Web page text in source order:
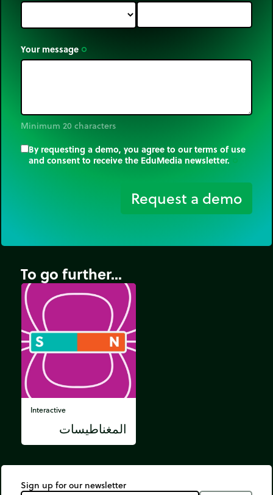
Your message trip_origin
Minimum 20 characters
By requesting a demo, you agree to our terms of use
and consent to receive the EduMedia newsletter.
Request a demo
To go further...
Interactive
المغناطيسات
Sign up for our newsletter